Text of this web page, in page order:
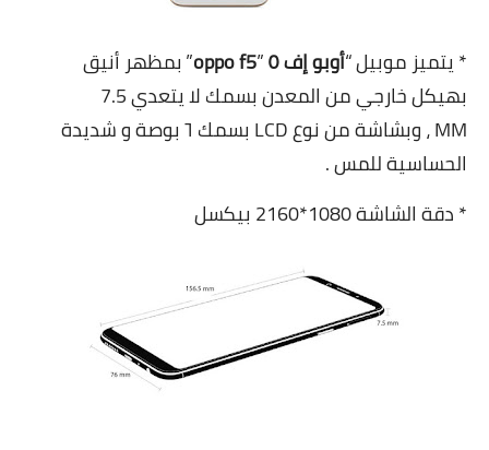
* يتميز موبيل“أوبو إف ٥ ”
oppo f5” بمظھر أنيق
بھيكل خارجي من المعدن بسمك لا يتعدي 7.5
MM ، وبشاشة من نوع LCD بسمك ٦ بوصة و شديدة
الحساسية للمس .
* دقة الشاشة 1080*2160 بيكسل